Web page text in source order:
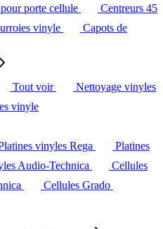
porte cellule
Centreurs 45
vinyle
Capots de
Tout voir
Nettoyage vinyles
vinyle
vinyles Rega
Platines
Audio-Technica
Cellules
Cellules Grado